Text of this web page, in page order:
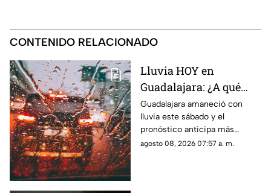
CONTENIDO RELACIONADO
Lluvia HOY en
Guadalajara: ¿A qué
hora regresarán las
tormentas este sábado
8 de agosto?
Guadalajara amaneció con
lluvia este sábado y el
pronóstico anticipa más
precipitaciones por la tarde y
agosto 08, 2026 07:57 a. m.